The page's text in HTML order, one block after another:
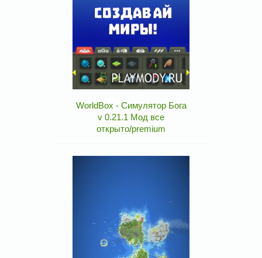
WorldBox - Симулятор Бога
v 0.21.1 Мод все
открыто/premium